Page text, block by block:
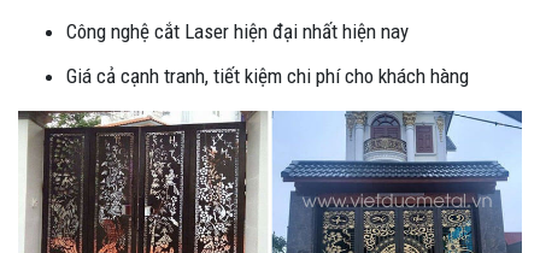
Công nghệ cắt Laser hiện đại nhất hiện nay
Giá cả cạnh tranh, tiết kiệm chi phí cho khách hàng